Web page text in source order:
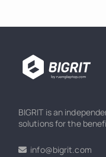
BIGRIT is an
solutions for the
info@bigrit.com